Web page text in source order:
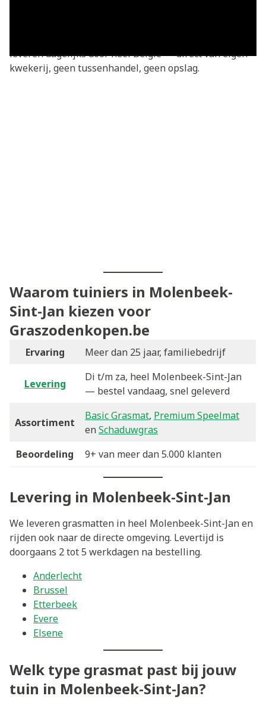
leveren dagelijks door heel België — direct van eigen
kwekerij, geen tussenhandel, geen opslag.
Waarom tuiniers in Molenbeek-
Sint-Jan kiezen voor
Graszodenkopen.be
Ervaring Meer dan 25 jaar, familiebedrijf
Levering
Di t/m za, heel Molenbeek-Sint-Jan
— bestel vandaag, snel geleverd
Assortiment
Basic Grasmat, Premium Speelmat
en Schaduwgras
Beoordeling
9+ van meer dan 5.000 klanten
Levering in Molenbeek-Sint-Jan
We leveren grasmatten in heel Molenbeek-Sint-Jan en
rijden ook naar de directe omgeving. Levertijd is
doorgaans 2 tot 5 werkdagen na bestelling.
Anderlecht
Brussel
Etterbeek
Evere
Elsene
Welk type grasmat past bij jouw
tuin in Molenbeek-Sint-Jan?